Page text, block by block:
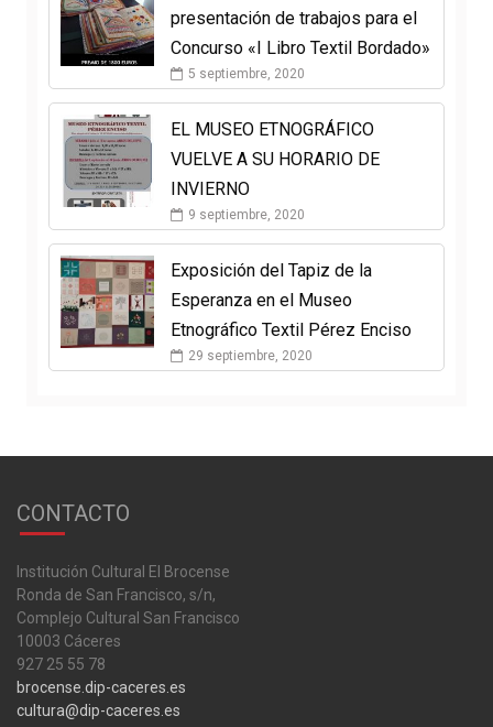
presentación de trabajos para el
Concurso «I Libro Textil Bordado»
5 septiembre, 2020
EL MUSEO ETNOGRÁFICO
VUELVE A SU HORARIO DE
INVIERNO
9 septiembre, 2020
Exposición del Tapiz de la
Esperanza en el Museo
Etnográfico Textil Pérez Enciso
29 septiembre, 2020
CONTACTO
Institución Cultural El Brocense
Ronda de San Francisco, s/n,
Complejo Cultural San Francisco
10003 Cáceres
927 25 55 78
brocense.dip-caceres.es
cultura@dip-caceres.es